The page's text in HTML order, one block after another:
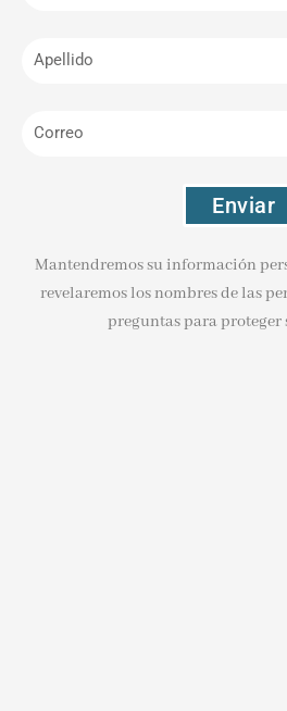
Enviar
Mantendremos su información
revelaremos los nombres de las
preguntas para